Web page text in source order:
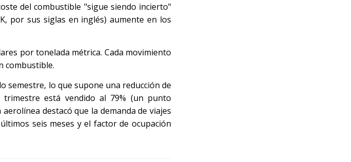
del combustible "sigue siendo incierto"
por sus siglas en inglés) aumente en los
por tonelada métrica. Cada movimiento
combustible.
semestre, lo que supone una reducción de
está vendido al 79% (un punto
destacó que la demanda de viajes
seis meses y el factor de ocupación